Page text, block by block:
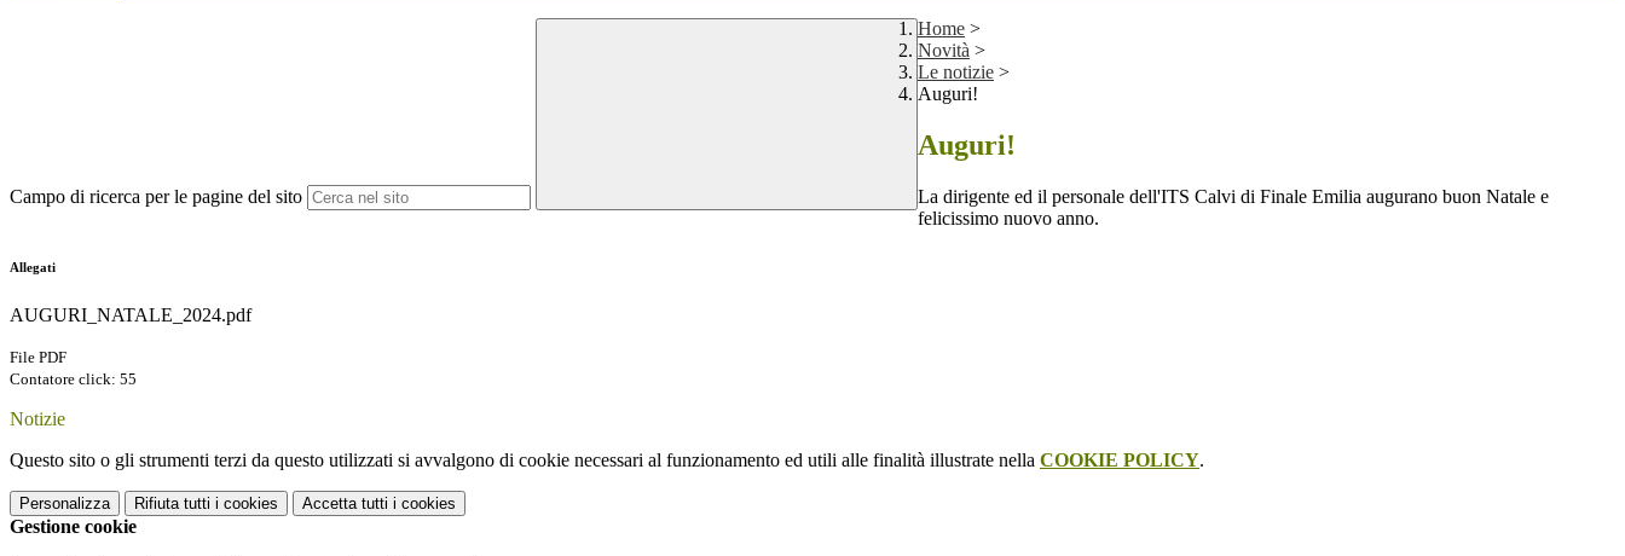
Campo di ricerca per le pagine del sito
Home >
Novità >
Le notizie >
Auguri!
Auguri!
La dirigente ed il personale dell'ITS Calvi di Finale Emilia augurano buon Natale e
felicissimo nuovo anno.
Allegati
AUGURI_NATALE_2024.pdf
File PDF
Contatore click: 55
Notizie
Questo sito o gli strumenti terzi da questo utilizzati si avvalgono di cookie necessari al funzionamento ed utili alle finalità illustrate nella COOKIE POLICY.
Personalizza Rifiuta tutti i cookies Accetta tutti i cookies
Gestione cookie